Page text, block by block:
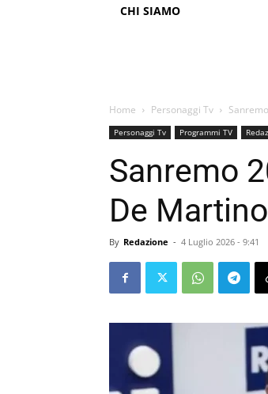
CHI SIAMO
Home Personaggi Tv
Personaggi Tv Programmi TV
Sanremo
De Martino
By Redazione - 4 Luglio 2026 - 9:41